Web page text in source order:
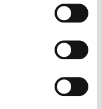
spécifique